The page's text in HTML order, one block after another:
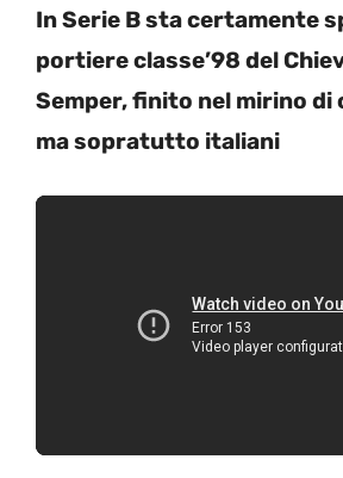
In Serie B sta certamente
portiere classe’98 del
Semper, finito nel mirino di
ma sopratutto italiani